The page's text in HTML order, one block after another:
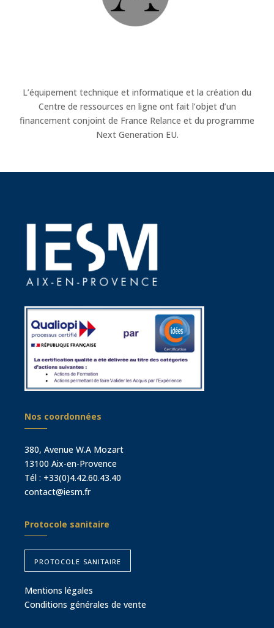
L’équipement technique et informatique et la création du
Centre de ressources en ligne ont fait l’objet d’un
financement conjoint de France Relance et du programme
Next Generation EU.
Nos coordonnées
380, Avenue W.A Mozart
13100 Aix-en-Provence
Tél : +33(0)4.42.60.43.40
contact@iesm.fr
Protocole sanitaire
protocole sanitaire
Mentions légales
Conditions générales de vente